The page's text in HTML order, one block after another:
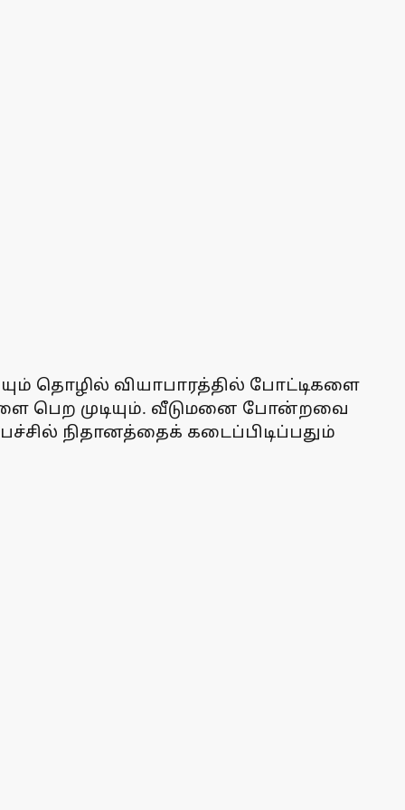
தொழில் வியாபாரத்தில் போட்டிகளை
பெற முடியும். வீடுமனை போன்றவை
நிதானத்தைக் கடைப்பிடிப்பதும்